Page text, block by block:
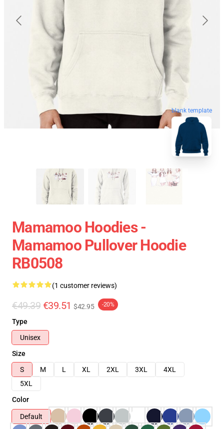
blank template
Mamamoo Hoodies -
Mamamoo Pullover Hoodie
RB0508
(1 customer reviews)
€49.39 €39.51 $42.95 -20%
Type
Unisex
Size
S
M L XL 2XL 3XL
4XL
5XL
Color
Default